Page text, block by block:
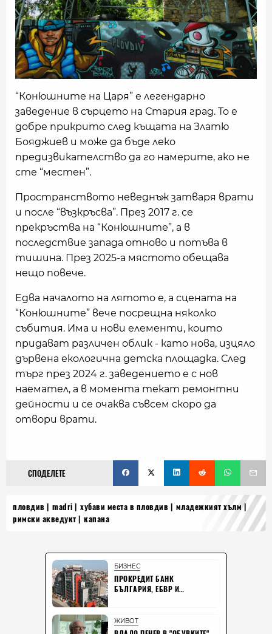
“Конюшните на Царя” е легендарно
заведение в сърцето на Стария град. То е
добре прикрито след къщата на Златю
Бояджиев и може да бъде леко
предизвикателство да го намерите, ако не
сте “местен”.
Пространството неведнъж затваря врати
и после “възкръсва”. През 2017 г. се
прекръства на “Конюшните”, а в
последствие запада отново и потъва в
тишина. През 2025-а мястото обещава
нещо повече.
Едва началото на лятото е, а сцената на
“Конюшните” вече посрещна няколко
събития. Има и нови елементи, които
придават различен облик - като нова, изцяло
дървена екологична детска площадка. След
търг през 2024 г. заведението е с нов
наемател, а в момента текат ремонтни
дейности и се очаква съвсем скоро да
отвори врати.
СПОДЕЛЕТЕ
пловдив madri хубави места в пловдив
младежкият хълм
римски акведукт
капана